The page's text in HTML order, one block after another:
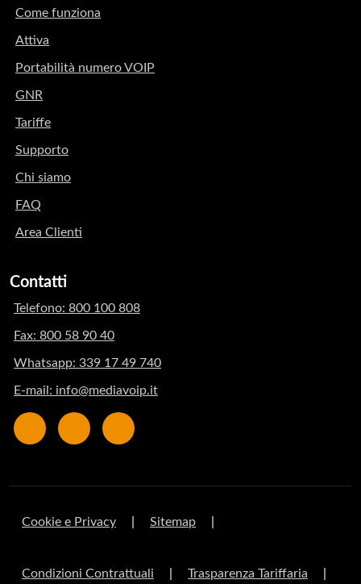
Come funziona
Attiva
Portabilità numero VOIP
GNR
Tariffe
Supporto
Chi siamo
FAQ
Area Clienti
Contatti
Telefono: 800 100 808
Fax: 800 58 90 40
Whatsapp: 339 17 49 740
E-mail: info@mediavoip.it
Cookie e Privacy Sitemap
Condizioni Contrattuali Trasparenza Tariffaria